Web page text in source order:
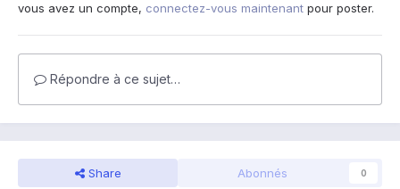
vous avez un compte, connectez-vous maintenant pour poster.
Répondre à ce sujet…
Share Abonnés 0